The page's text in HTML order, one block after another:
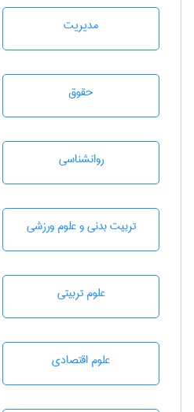
مديريت
حقوق
روانشناسی
تربيت بدنی و علوم ورزشی
علوم تربيتی
علوم اقتصادی